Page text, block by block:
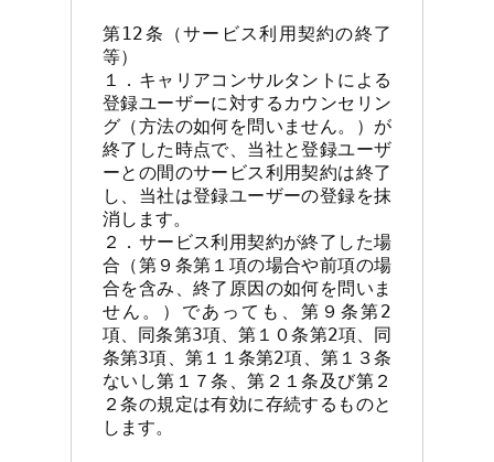
第12条（サービス利用契約の終了
等）
１．キャリアコンサルタントによる
登録ユーザーに対するカウンセリン
グ（方法の如何を問いません。）が
終了した時点で、当社と登録ユーザ
ーとの間のサービス利用契約は終了
し、当社は登録ユーザーの登録を抹
消します。
２．サービス利用契約が終了した場
合（第９条第１項の場合や前項の場
合を含み、終了原因の如何を問いま
せん。）であっても、第９条第2
項、同条第3項、第１０条第2項、同
条第3項、第１１条第2項、第１３条
ないし第１７条、第２１条及び第２
２条の規定は有効に存続するものと
します。